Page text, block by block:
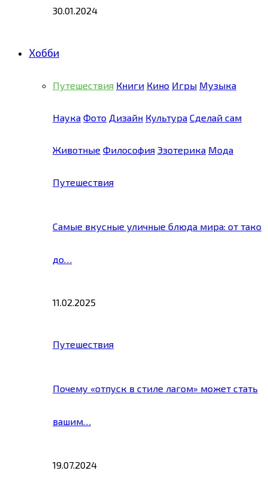
30.01.2024
Хобби
Путешествия Книги Кино Игры Музыка
Наука Фото Дизайн Культура Сделай сам
Животные Философия Эзотерика Мода
Путешествия
Самые вкусные уличные блюда мира: от тако
до…
11.02.2025
Путешествия
Почему «отпуск в стиле лагом» может стать
вашим…
19.07.2024